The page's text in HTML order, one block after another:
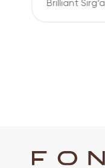
Brilliant